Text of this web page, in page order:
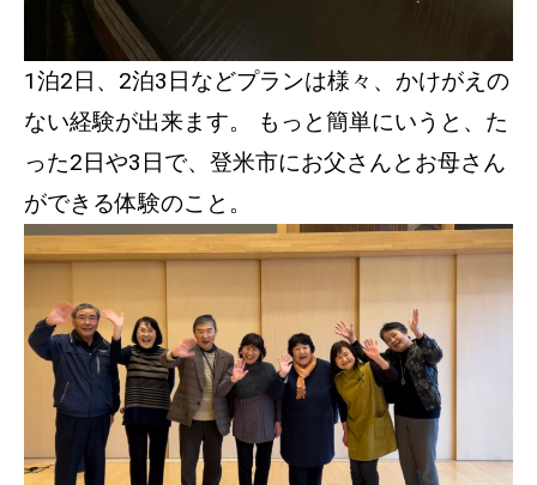
1泊2日、2泊3日などプランは様々、かけがえの
ない経験が出来ます。 もっと簡単にいうと、た
った2日や3日で、登米市にお父さんとお母さん
ができる体験のこと。